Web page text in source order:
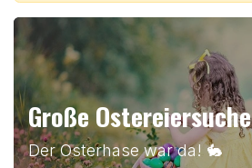
Große Ostereiersuche
Der Osterhase war da! 🐇